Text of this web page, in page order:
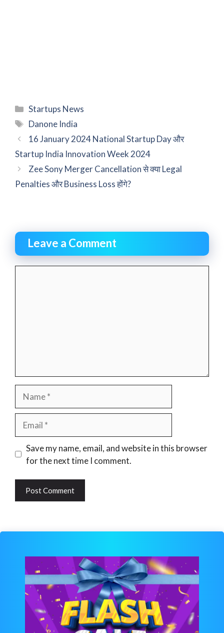
Categories
Startups News
Tags
Danone India
16 January 2024 National Startup Day और
Startup India Innovation Week 2024
Zee Sony Merger Cancellation से क्या Legal
Penalties और Business Loss होंगे?
Leave a Comment
Website
Save my name, email, and website in this browser
for the next time I comment.